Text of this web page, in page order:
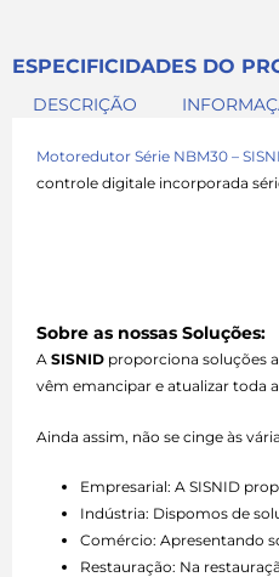
ESPECIFICIDADES DO
DESCRIÇÃO
Motoredutor Série NBM30 –
controle digitale incorporada
Sobre as nossas Soluções:
A SISNID proporciona soluções
vêm emancipar e atualizar toda
Ainda assim, não se cinge às
Empresarial: A SISNID
Indústria: Dispomos de
Comércio: Apresentando
Restauração: Na